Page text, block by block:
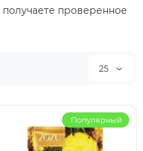
получаете проверенное
25
Популярный